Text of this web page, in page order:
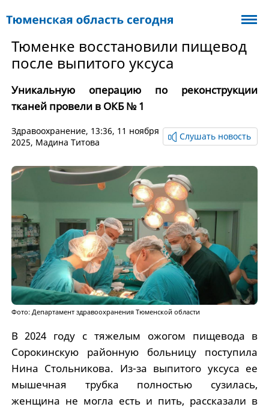
Тюменке восстановили пищевод
после выпитого уксуса
Уникальную операцию по реконструкции
тканей провели в ОКБ № 1
Здравоохранение, 13:36, 11 ноября
2025, Мадина Титова
Слушать новость
Фото: Департамент здравоохранения Тюменской области
В 2024 году с тяжелым ожогом пищевода в
Сорокинскую районную больницу поступила
Нина Стольникова. Из-за выпитого уксуса ее
мышечная трубка полностью сузилась,
женщина не могла есть и пить, рассказали в